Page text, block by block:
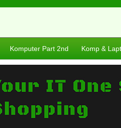
Komputer Part 2nd Komp &